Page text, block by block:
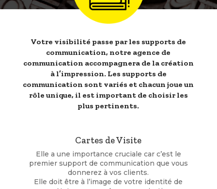
Votre visibilité passe par les supports de
communication, notre agence de
communication accompagnera de la création
à l’impression. Les supports de
communication sont variés et chacun joue un
rôle unique, il est important de choisir les
plus pertinents.
Cartes de Visite
Elle a une importance cruciale car c’est le
premier support de communication que vous
donnerez à vos clients.
Elle doit être à l’image de votre identité de